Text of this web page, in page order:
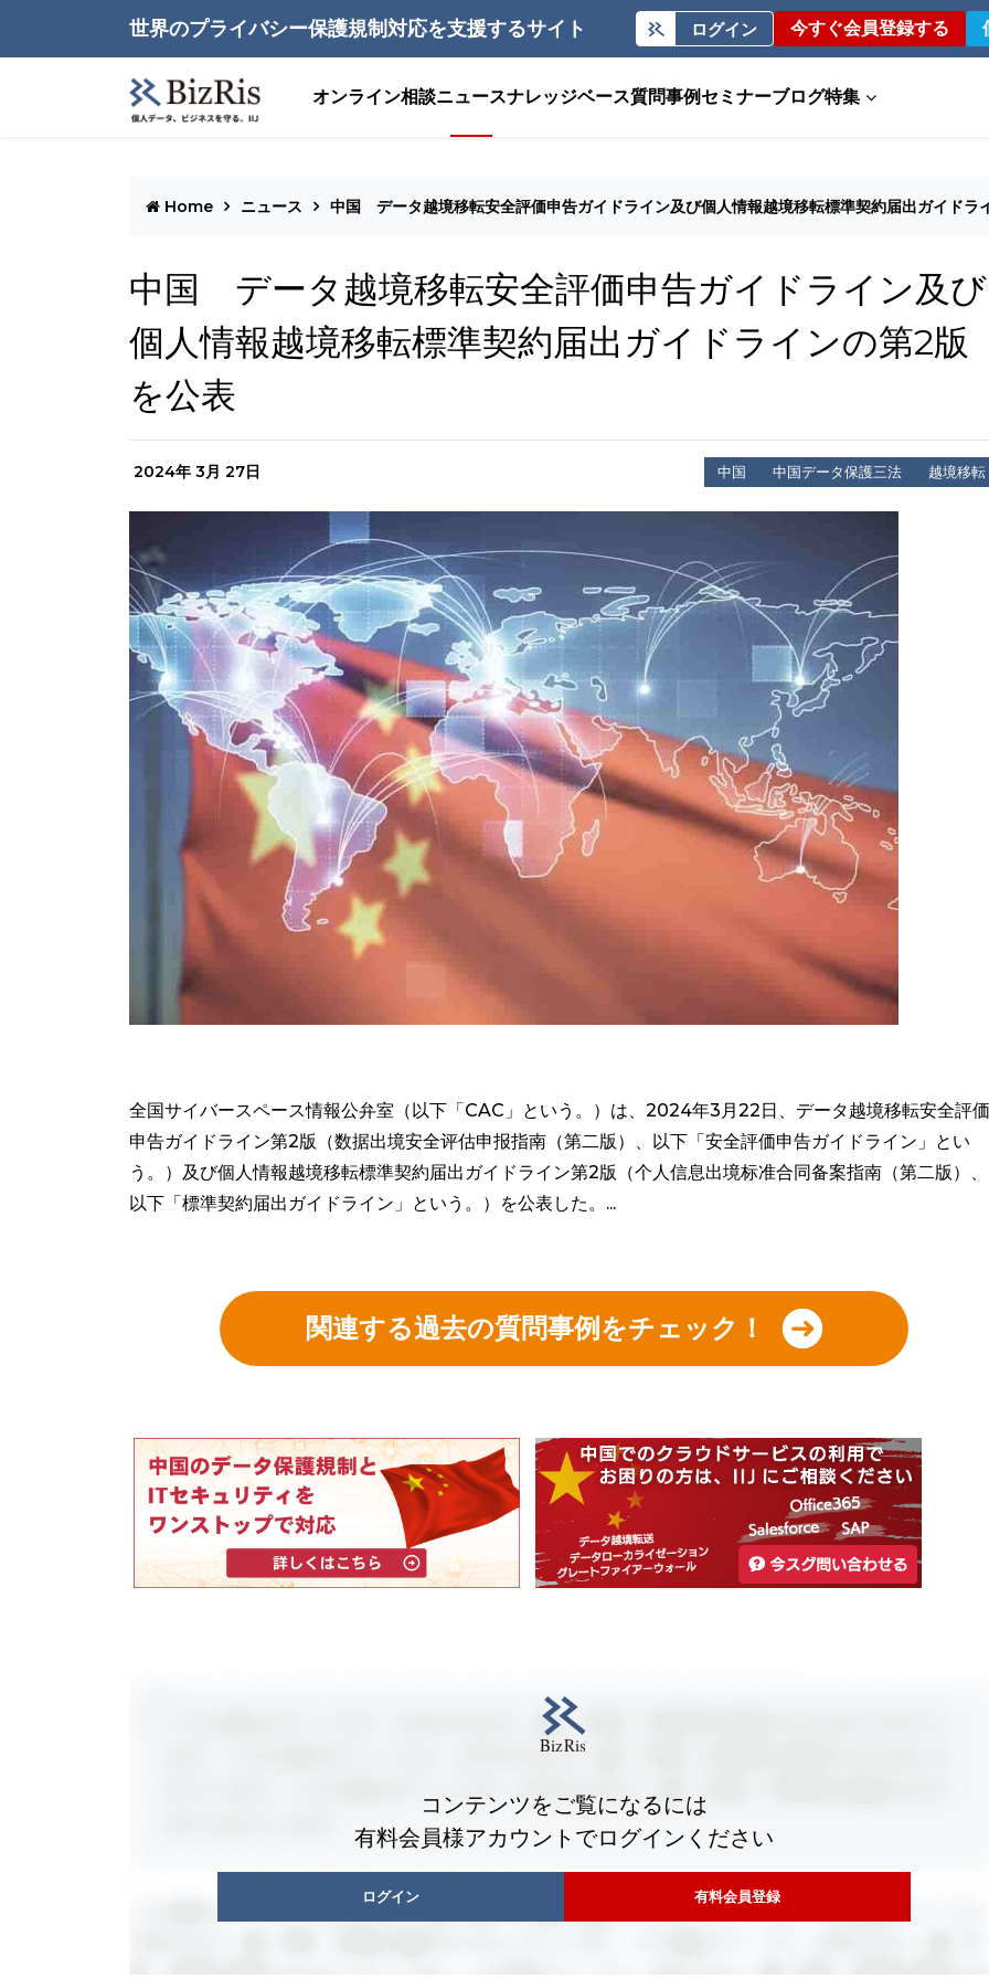
世界のプライバシー保護規制対応を支援するサイト ログイン 今すぐ会員登録する
オンライン相談ニュースナレッジベース質問事例 セミナーブログ特集
Home ニュース 中国 データ越境移転安全評価申告ガイドライン及び個人情報越境移転標準契約届出ガイドラ
中国 データ越境移転安全評価申告ガイドライン及び
個人情報越境移転標準契約届出ガイドラインの第2版
を公表
2024年 3月 27日 中国 中国データ保護三法 越境移転
全国サイバースペース情報公弁室（以下「CAC」という。）は、2024年3月22日、データ越境移転安全評価
申告ガイドライン第2版（数据出境安全评估申报指南（第二版）、以下「安全評価申告ガイドライン」とい
う。）及び個人情報越境移転標準契約届出ガイドライン第2版（个人信息出境标准合同备案指南（第二版）、
以下「標準契約届出ガイドライン」という。）を公表した。...
関連する過去の質問事例をチェック！
コンテンツをご覧になるには
有料会員様アカウントでログインください
ログイン 有料会員登録